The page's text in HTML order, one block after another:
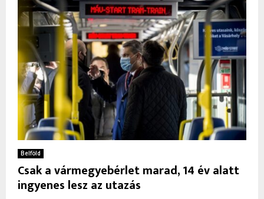
Belföld
Csak a vármegyebérlet marad, 14 év alatt
ingyenes lesz az utazás